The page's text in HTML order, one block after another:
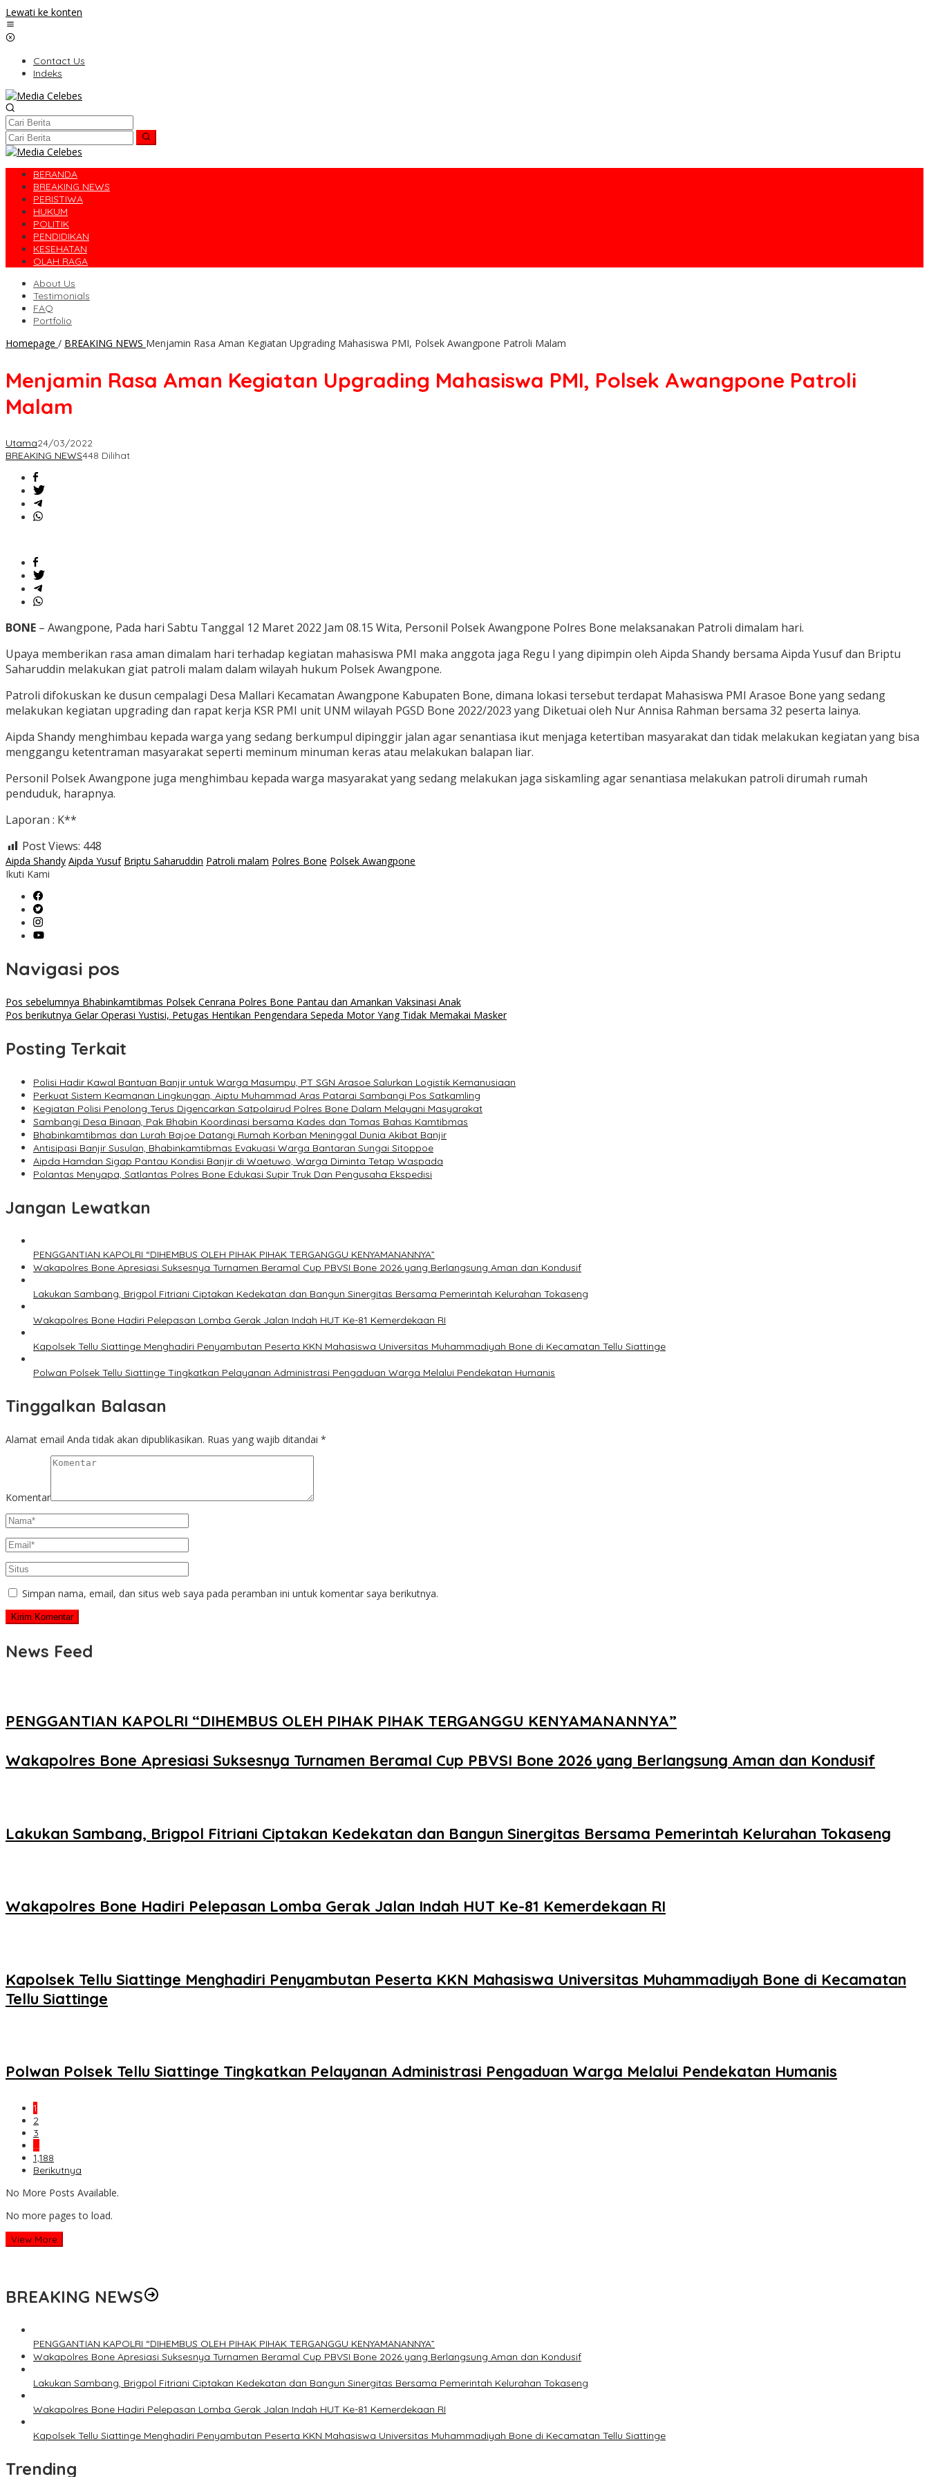
Lewati ke konten
Contact Us
Indeks
BERANDA
BREAKING NEWS
PERISTIWA
HUKUM
POLITIK
PENDIDIKAN
KESEHATAN
OLAH RAGA
About Us
Testimonials
FAQ
Portfolio
Homepage / BREAKING NEWS Menjamin Rasa Aman Kegiatan Upgrading Mahasiswa PMI, Polsek Awangpone Patroli Malam
Menjamin Rasa Aman Kegiatan Upgrading Mahasiswa PMI, Polsek Awangpone Patroli
Malam
Utama24/03/2022
BREAKING NEWS448 Dilihat
BONE – Awangpone, Pada hari Sabtu Tanggal 12 Maret 2022 Jam 08.15 Wita, Personil Polsek Awangpone Polres Bone melaksanakan Patroli dimalam hari.
Upaya memberikan rasa aman dimalam hari terhadap kegiatan mahasiswa PMI maka anggota jaga Regu I yang dipimpin oleh Aipda Shandy bersama Aipda Yusuf dan Briptu
Saharuddin melakukan giat patroli malam dalam wilayah hukum Polsek Awangpone.
Patroli difokuskan ke dusun cempalagi Desa Mallari Kecamatan Awangpone Kabupaten Bone, dimana lokasi tersebut terdapat Mahasiswa PMI Arasoe Bone yang sedang
melakukan kegiatan upgrading dan rapat kerja KSR PMI unit UNM wilayah PGSD Bone 2022/2023 yang Diketuai oleh Nur Annisa Rahman bersama 32 peserta lainya.
Aipda Shandy menghimbau kepada warga yang sedang berkumpul dipinggir jalan agar senantiasa ikut menjaga ketertiban masyarakat dan tidak melakukan kegiatan yang bisa
menggangu ketentraman masyarakat seperti meminum minuman keras atau melakukan balapan liar.
Personil Polsek Awangpone juga menghimbau kepada warga masyarakat yang sedang melakukan jaga siskamling agar senantiasa melakukan patroli dirumah rumah
penduduk, harapnya.
Laporan : K**
Post Views: 448
Aipda Shandy Aipda Yusuf Briptu Saharuddin Patroli malam Polres Bone Polsek Awangpone
Ikuti Kami
Navigasi pos
Pos sebelumnya Bhabinkamtibmas Polsek Cenrana Polres Bone Pantau dan Amankan Vaksinasi Anak
Pos berikutnya Gelar Operasi Yustisi, Petugas Hentikan Pengendara Sepeda Motor Yang Tidak Memakai Masker
Posting Terkait
Polisi Hadir Kawal Bantuan Banjir untuk Warga Masumpu, PT SGN Arasoe Salurkan Logistik Kemanusiaan
Perkuat Sistem Keamanan Lingkungan, Aiptu Muhammad Aras Patarai Sambangi Pos Satkamling
Kegiatan Polisi Penolong Terus Digencarkan Satpolairud Polres Bone Dalam Melayani Masyarakat
Sambangi Desa Binaan, Pak Bhabin Koordinasi bersama Kades dan Tomas Bahas Kamtibmas
Bhabinkamtibmas dan Lurah Bajoe Datangi Rumah Korban Meninggal Dunia Akibat Banjir
Antisipasi Banjir Susulan, Bhabinkamtibmas Evakuasi Warga Bantaran Sungai Sitoppoe
Aipda Hamdan Sigap Pantau Kondisi Banjir di Waetuwo, Warga Diminta Tetap Waspada
Polantas Menyapa, Satlantas Polres Bone Edukasi Supir Truk Dan Pengusaha Ekspedisi
Jangan Lewatkan
PENGGANTIAN KAPOLRI “DIHEMBUS OLEH PIHAK PIHAK TERGANGGU KENYAMANANNYA”
Wakapolres Bone Apresiasi Suksesnya Turnamen Beramal Cup PBVSI Bone 2026 yang Berlangsung Aman dan Kondusif
Lakukan Sambang, Brigpol Fitriani Ciptakan Kedekatan dan Bangun Sinergitas Bersama Pemerintah Kelurahan Tokaseng
Wakapolres Bone Hadiri Pelepasan Lomba Gerak Jalan Indah HUT Ke-81 Kemerdekaan RI
Kapolsek Tellu Siattinge Menghadiri Penyambutan Peserta KKN Mahasiswa Universitas Muhammadiyah Bone di Kecamatan Tellu Siattinge
Polwan Polsek Tellu Siattinge Tingkatkan Pelayanan Administrasi Pengaduan Warga Melalui Pendekatan Humanis
Tinggalkan Balasan
Alamat email Anda tidak akan dipublikasikan. Ruas yang wajib ditandai *
Komentar
Simpan nama, email, dan situs web saya pada peramban ini untuk komentar saya berikutnya.
News Feed
PENGGANTIAN KAPOLRI “DIHEMBUS OLEH PIHAK PIHAK TERGANGGU KENYAMANANNYA”
Wakapolres Bone Apresiasi Suksesnya Turnamen Beramal Cup PBVSI Bone 2026 yang Berlangsung Aman dan Kondusif
Lakukan Sambang, Brigpol Fitriani Ciptakan Kedekatan dan Bangun Sinergitas Bersama Pemerintah Kelurahan Tokaseng
Wakapolres Bone Hadiri Pelepasan Lomba Gerak Jalan Indah HUT Ke-81 Kemerdekaan RI
Kapolsek Tellu Siattinge Menghadiri Penyambutan Peserta KKN Mahasiswa Universitas Muhammadiyah Bone di Kecamatan
Tellu Siattinge
Polwan Polsek Tellu Siattinge Tingkatkan Pelayanan Administrasi Pengaduan Warga Melalui Pendekatan Humanis
1
2
3
…
1,188
Berikutnya
No More Posts Available.
No more pages to load.
View More
BREAKING NEWS
PENGGANTIAN KAPOLRI “DIHEMBUS OLEH PIHAK PIHAK TERGANGGU KENYAMANANNYA”
Wakapolres Bone Apresiasi Suksesnya Turnamen Beramal Cup PBVSI Bone 2026 yang Berlangsung Aman dan Kondusif
Lakukan Sambang, Brigpol Fitriani Ciptakan Kedekatan dan Bangun Sinergitas Bersama Pemerintah Kelurahan Tokaseng
Wakapolres Bone Hadiri Pelepasan Lomba Gerak Jalan Indah HUT Ke-81 Kemerdekaan RI
Kapolsek Tellu Siattinge Menghadiri Penyambutan Peserta KKN Mahasiswa Universitas Muhammadiyah Bone di Kecamatan Tellu Siattinge
Trending